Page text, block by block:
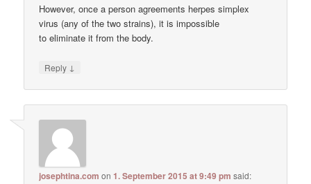
However, once a person agreements herpes simplex
virus (any of the two strains), it is impossible
to eliminate it from the body.
Reply ↓
josephtina.com on1. September 2015 at 9:49 pm said: